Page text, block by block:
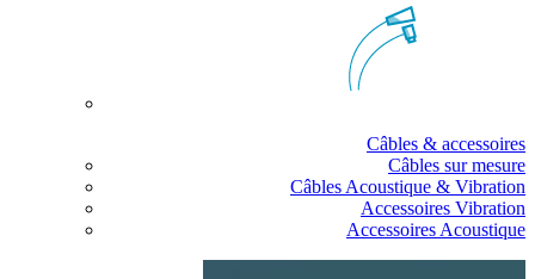
Câbles & accessoires
Câbles sur mesure
Câbles Acoustique & Vibration
Accessoires Vibration
Accessoires Acoustique